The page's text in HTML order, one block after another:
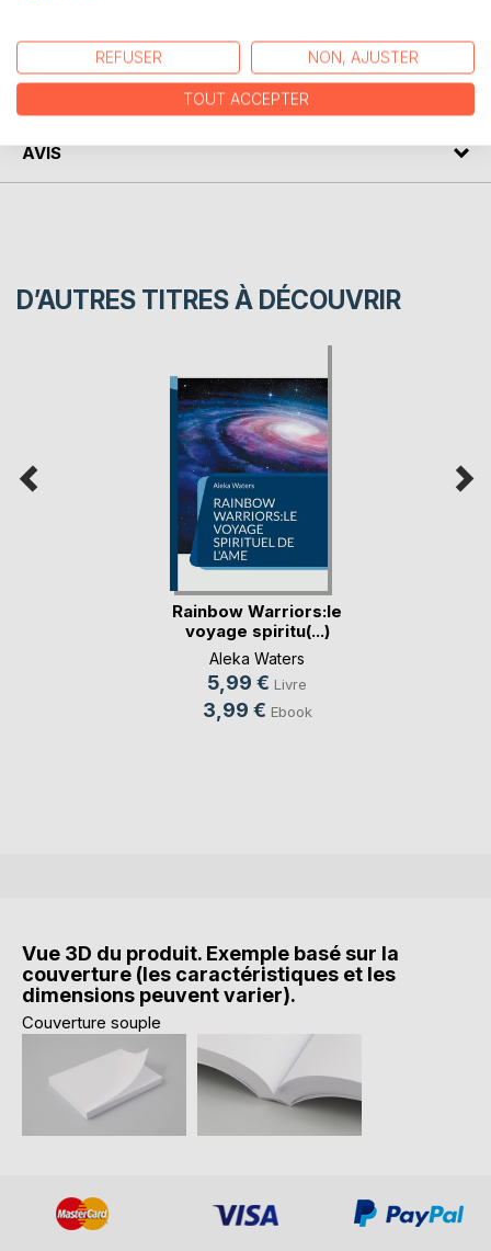
AUTEUR(S)
AVIS
D’AUTRES TITRES À DÉCOUVRIR
Rainbow Warriors:le
voyage spiritu(...)
Aleka Waters
5,99 € Livre
3,99 € Ebook
Vue 3D du produit. Exemple basé sur la
couverture (les caractéristiques et les
dimensions peuvent varier).
Couverture souple
REFUSER NON, AJUSTER
TOUT ACCEPTER